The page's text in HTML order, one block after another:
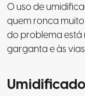
O uso de
quem ronca
do problema
garganta e às